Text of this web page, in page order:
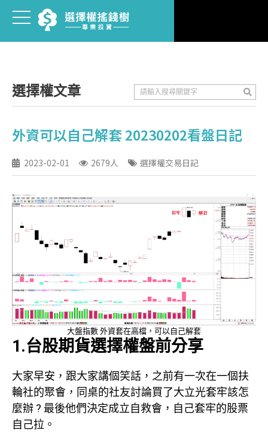
選擇權文章
外資可以自己解套 20230202看盤日記
2023-02-01 2679人 選擇權交易日記
大盤指數 外資套在高檔，可以自己解套
1.台股期貨選擇權盤前分享
大家早安，跟大家講個笑話，之前有一次在一個扶
輪社的聚會，同桌的社友討論買了大立光套牢該怎
麼辦 ? 最後他們決定成立自救會，自己套牢的股票
自己拉。